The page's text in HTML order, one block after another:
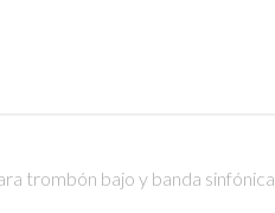
trombón bajo y banda sinfónica